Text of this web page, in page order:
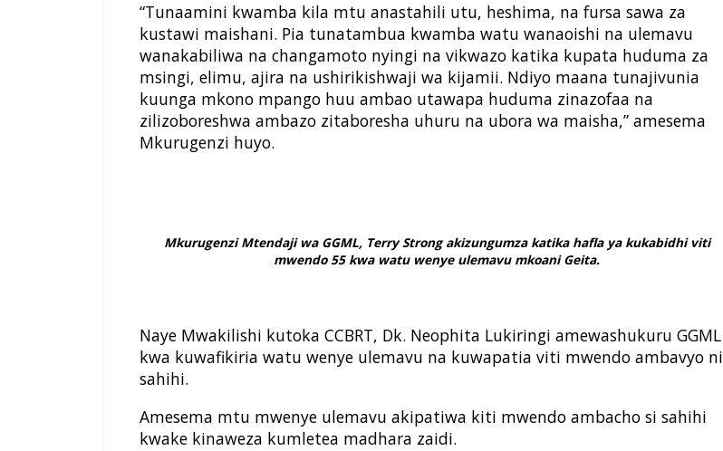
“Tunaamini kwamba kila mtu anastahili utu, heshima, na fursa sawa za
kustawi maishani. Pia tunatambua kwamba watu wanaoishi na ulemavu
wanakabiliwa na changamoto nyingi na vikwazo katika kupata huduma za
msingi, elimu, ajira na ushirikishwaji wa kijamii. Ndiyo maana tunajivunia
kuunga mkono mpango huu ambao utawapa huduma zinazofaa na
zilizoboreshwa ambazo zitaboresha uhuru na ubora wa maisha,” amesema
Mkurugenzi huyo.
Mkurugenzi Mtendaji wa GGML, Terry Strong akizungumza katika hafla ya kukabidhi viti
mwendo 55 kwa watu wenye ulemavu mkoani Geita.
Naye Mwakilishi kutoka CCBRT, Dk. Neophita Lukiringi amewashukuru GGML
kwa kuwafikiria watu wenye ulemavu na kuwapatia viti mwendo ambavyo ni
sahihi.
Amesema mtu mwenye ulemavu akipatiwa kiti mwendo ambacho si sahihi
kwake kinaweza kumletea madhara zaidi.